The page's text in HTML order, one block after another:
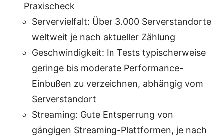
Praxischeck
Servervielfalt: Über 3.000 Serverstandorte
weltweit je nach aktueller Zählung
Geschwindigkeit: In Tests typischerweise
geringe bis moderate Performance-
Einbußen zu verzeichnen, abhängig vom
Serverstandort
Streaming: Gute Entsperrung von
gängigen Streaming-Plattformen, je nach